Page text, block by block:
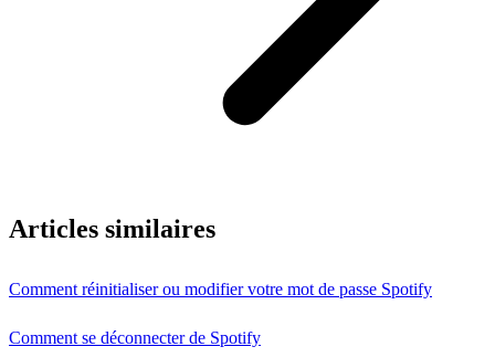
Articles similaires
Comment réinitialiser ou modifier votre mot de passe Spotify
Comment se déconnecter de Spotify